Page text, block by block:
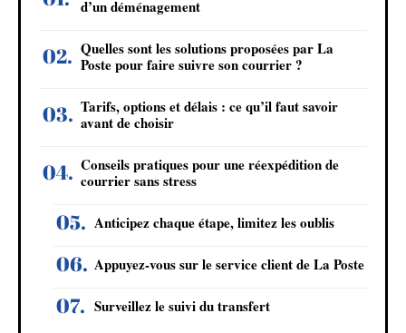
d’un déménagement
Quelles sont les solutions proposées par La
Poste pour faire suivre son courrier ?
Tarifs, options et délais : ce qu’il faut savoir
avant de choisir
Conseils pratiques pour une réexpédition de
courrier sans stress
Anticipez chaque étape, limitez les oublis
Appuyez-vous sur le service client de La Poste
Surveillez le suivi du transfert